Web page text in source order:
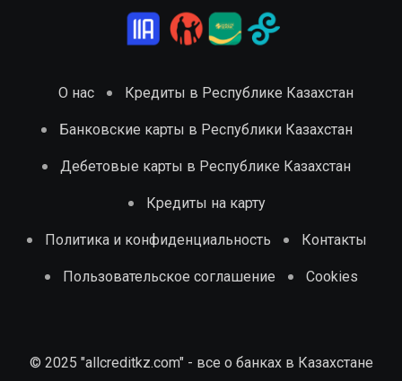
О нас Кредиты в Республике Казахстан
Банковские карты в Республики Казахстан
Дебетовые карты в Республике Казахстан
Кредиты на карту
Политика и конфиденциальность Контакты
Пользовательское соглашение Cookies
© 2025 "allcreditkz.com" - все о банках в Казахстане